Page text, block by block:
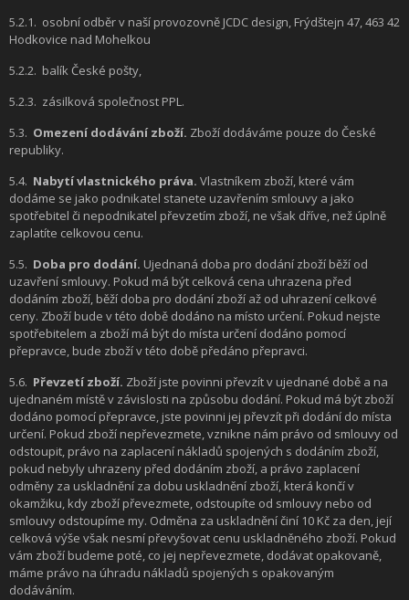
5.2.1. osobní odběr v naší provozovně JCDC design, Frýdštejn 47, 463 42
Hodkovice nad Mohelkou
5.2.2. balík České pošty,
5.2.3. zásilková společnost PPL.
5.3. Omezení dodávání zboží. Zboží dodáváme pouze do České
republiky.
5.4. Nabytí vlastnického práva. Vlastníkem zboží, které vám
dodáme se jako podnikatel stanete uzavřením smlouvy a jako
spotřebitel či nepodnikatel převzetím zboží, ne však dříve, než úplně
zaplatíte celkovou cenu.
5.5. Doba pro dodání. Ujednaná doba pro dodání zboží běží od
uzavření smlouvy. Pokud má být celková cena uhrazena před
dodáním zboží, běží doba pro dodání zboží až od uhrazení celkové
ceny. Zboží bude v této době dodáno na místo určení. Pokud nejste
spotřebitelem a zboží má být do místa určení dodáno pomocí
přepravce, bude zboží v této době předáno přepravci.
5.6. Převzetí zboží. Zboží jste povinni převzít v ujednané době a na
ujednaném místě v závislosti na způsobu dodání. Pokud má být zboží
dodáno pomocí přepravce, jste povinni jej převzít při dodání do místa
určení. Pokud zboží nepřevezmete, vznikne nám právo od smlouvy od
odstoupit, právo na zaplacení nákladů spojených s dodáním zboží,
pokud nebyly uhrazeny před dodáním zboží, a právo zaplacení
odměny za uskladnění za dobu uskladnění zboží, která končí v
okamžiku, kdy zboží převezmete, odstoupíte od smlouvy nebo od
smlouvy odstoupíme my. Odměna za uskladnění činí 10 Kč za den, její
celková výše však nesmí převyšovat cenu uskladněného zboží. Pokud
vám zboží budeme poté, co jej nepřevezmete, dodávat opakovaně,
máme právo na úhradu nákladů spojených s opakovaným
dodáváním.